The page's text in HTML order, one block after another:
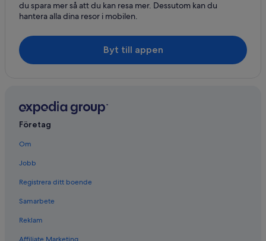
du spara mer så att du kan resa mer. Dessutom kan du
hantera alla dina resor i mobilen.
Byt till appen
Företag
Om
Jobb
Registrera ditt boende
Samarbete
Reklam
Affiliate Marketing